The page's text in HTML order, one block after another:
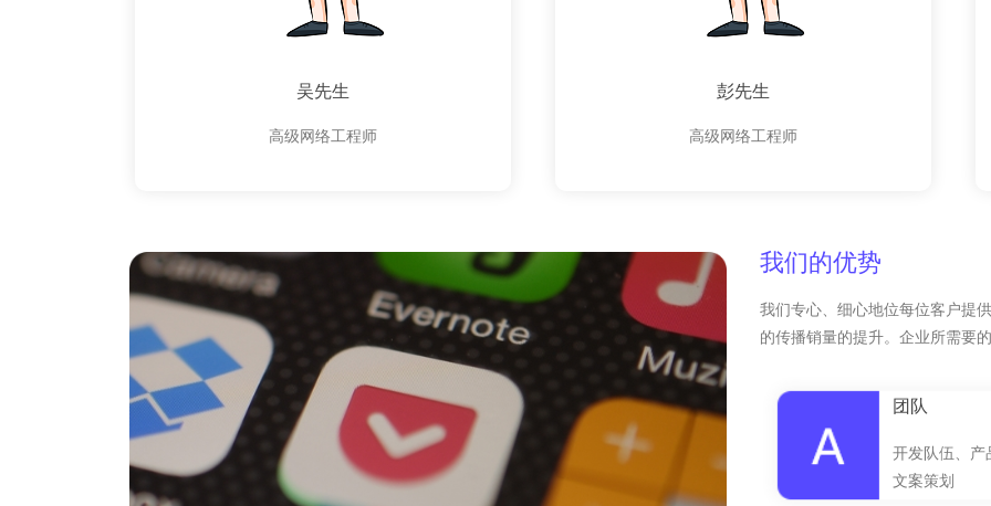
吴先生
高级网络工程师
彭先生
高级网络工程师
我们的优势
我们专心、细心地位每位客户提
的传播销量的提升。企业所需要
团队
开发队伍、产
文案策划